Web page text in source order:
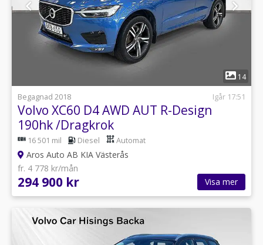
14
Begagnad 2018
Igår 17:51
Volvo XC60 D4 AWD AUT R-Design
190hk /Dragkrok
16 501 mil Diesel Automat
Aros Auto AB KIA Västerås
fr. 4 778 kr/mån
294 900 kr Visa mer